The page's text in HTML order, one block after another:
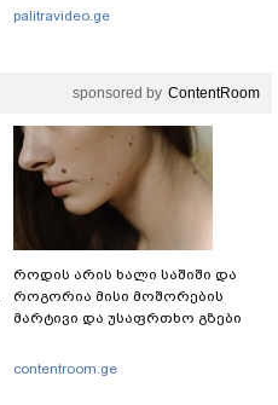
palitravideo.ge
sponsored by ContentRoom
როდის არის ხალი საშიში და
როგორია მისი მოშორების
მარტივი და უსაფრთხო გზები
contentroom.ge